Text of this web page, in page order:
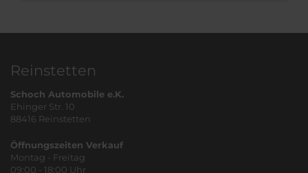
Reinstetten
Schoch Automobile e.K.
Ehinger Str. 10
88416 Reinstetten
Öffnungszeiten Verkauf
Montag - Freitag
09:00 - 18:00 Uhr